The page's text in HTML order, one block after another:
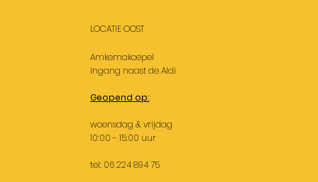
LOCATIE OOST
Amkemakoepel
Ingang naast de Aldi
Geopend op:
woensdag & vrijdag
10:00 - 15:00 uur
tel: 06 224 894 75